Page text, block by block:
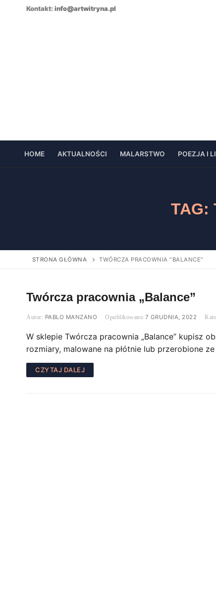
Kontakt: info@artwitryna.pl
HOME AKTUALNOŚCI MALARSTWO POEZJA I
TAG:
STRONA GŁÓWNA TWÓRCZA PRACOWNIA "BALANCE"
Twórcza pracownia „Balance”
PABLO MANZANO 7 GRUDNIA, 2022
W sklepie Twórcza pracownia „Balance” kupisz
rozmiary, malowane na płótnie lub przerobione
CZYTAJ DALEJ